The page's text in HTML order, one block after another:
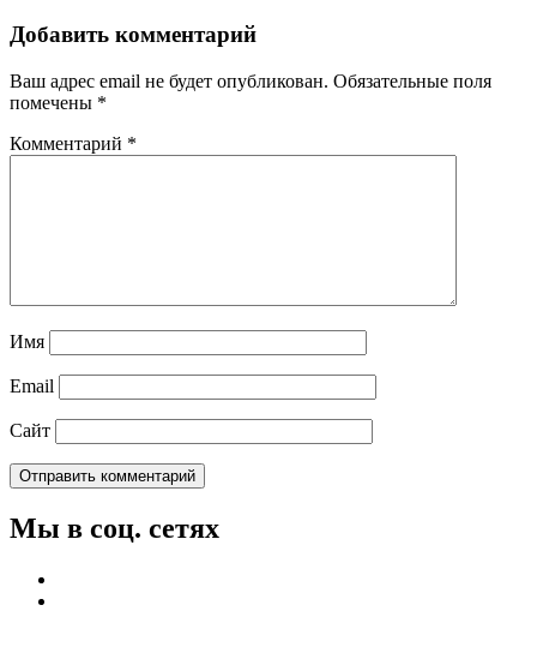
Добавить комментарий
Ваш адрес email не будет опубликован. Обязательные поля
помечены *
Комментарий *
Имя
Email
Сайт
Мы в соц. сетях